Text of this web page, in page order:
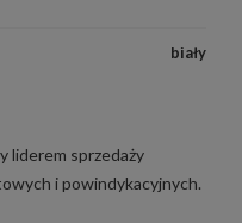
biały
liderem sprzedaży
i powindykacyjnych.